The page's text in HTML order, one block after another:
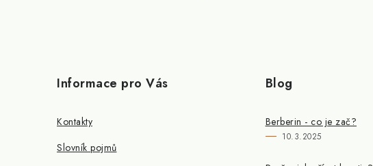
Informace pro Vás
Kontakty
Slovník pojmů
Blog
Berberin - co je zač?
10.3.2025